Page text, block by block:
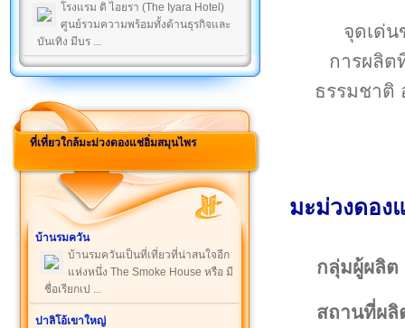
โรงแรม ดิ ไอยรา (The Iyara Hotel)
ศูนย์รวมความพร้อมทั้งด้านธุรกิจและ
บันเทิง มีบร ...
ที่เที่ยวใกล้มะม่วงดองแช่อิ่มสมุนไพร
บ้านรมควัน
บ้านรมควันเป็นที่เที่ยวที่น่าสนใจอีก
แห่งหนึ่ง The Smoke House หรือ มี
ชื่อเรียกเป ...
ปาลิโอ้เขาใหญ่
จุดเด่
การผลิ
ธรรมชาติ
มะม่วงดอง
กลุ่มผู้ผลิต
สถานที่ผลิ